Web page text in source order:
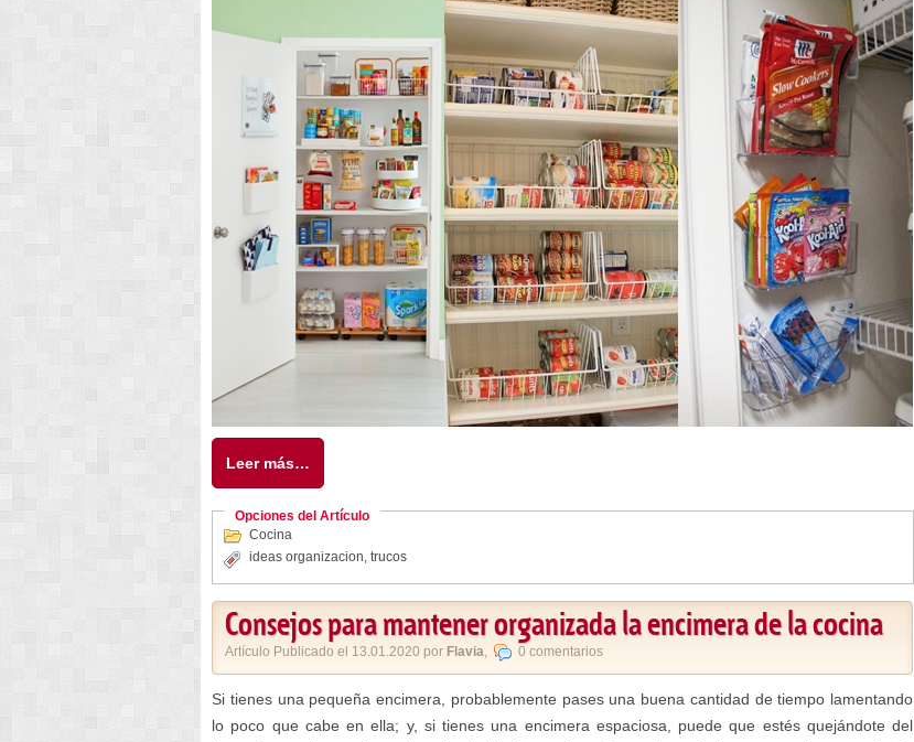
Leer más…
Opciones del Artículo
Cocina
ideas organizacion, trucos
Consejos para mantener organizada la encimera de la cocina
Artículo Publicado el 13.01.2020 por Flavia, 0 comentarios
Si tienes una pequeña encimera, probablemente pases una buena cantidad de tiempo lamentando
lo poco que cabe en ella; y, si tienes una encimera espaciosa, puede que estés quejándote del